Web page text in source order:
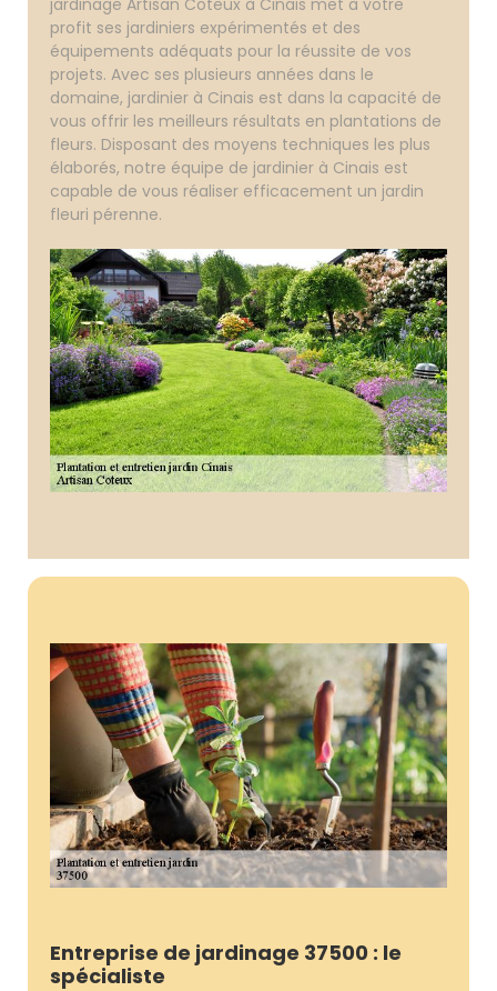
jardinage Artisan Coteux à Cinais met à votre
profit ses jardiniers expérimentés et des
équipements adéquats pour la réussite de vos
projets. Avec ses plusieurs années dans le
domaine, jardinier à Cinais est dans la capacité de
vous offrir les meilleurs résultats en plantations de
fleurs. Disposant des moyens techniques les plus
élaborés, notre équipe de jardinier à Cinais est
capable de vous réaliser efficacement un jardin
fleuri pérenne.
Entreprise de jardinage 37500 : le
spécialiste